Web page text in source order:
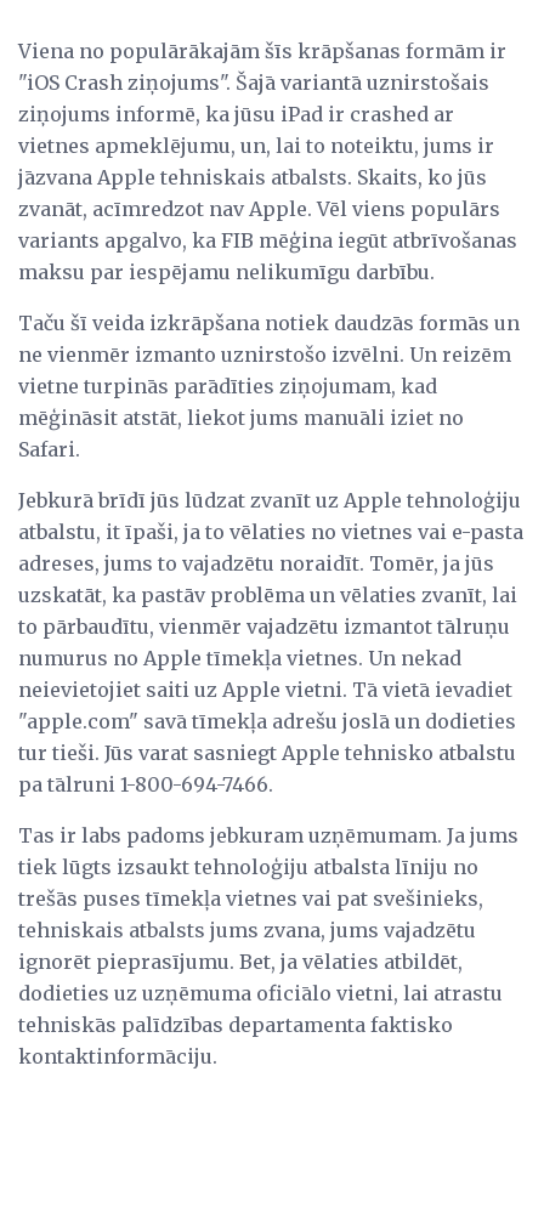
Viena no populārākajām šīs krāpšanas formām ir
"iOS Crash ziņojums". Šajā variantā uznirstošais
ziņojums informē, ka jūsu iPad ir crashed ar
vietnes apmeklējumu, un, lai to noteiktu, jums ir
jāzvana Apple tehniskais atbalsts. Skaits, ko jūs
zvanāt, acīmredzot nav Apple. Vēl viens populārs
variants apgalvo, ka FIB mēģina iegūt atbrīvošanas
maksu par iespējamu nelikumīgu darbību.
Taču šī veida izkrāpšana notiek daudzās formās un
ne vienmēr izmanto uznirstošo izvēlni. Un reizēm
vietne turpinās parādīties ziņojumam, kad
mēģināsit atstāt, liekot jums manuāli iziet no
Safari.
Jebkurā brīdī jūs lūdzat zvanīt uz Apple tehnoloģiju
atbalstu, it īpaši, ja to vēlaties no vietnes vai e-pasta
adreses, jums to vajadzētu noraidīt. Tomēr, ja jūs
uzskatāt, ka pastāv problēma un vēlaties zvanīt, lai
to pārbaudītu, vienmēr vajadzētu izmantot tālruņu
numurus no Apple tīmekļa vietnes. Un nekad
neievietojiet saiti uz Apple vietni. Tā vietā ievadiet
"apple.com" savā tīmekļa adrešu joslā un dodieties
tur tieši. Jūs varat sasniegt Apple tehnisko atbalstu
pa tālruni 1-800-694-7466.
Tas ir labs padoms jebkuram uzņēmumam. Ja jums
tiek lūgts izsaukt tehnoloģiju atbalsta līniju no
trešās puses tīmekļa vietnes vai pat svešinieks,
tehniskais atbalsts jums zvana, jums vajadzētu
ignorēt pieprasījumu. Bet, ja vēlaties atbildēt,
dodieties uz uzņēmuma oficiālo vietni, lai atrastu
tehniskās palīdzības departamenta faktisko
kontaktinformāciju.